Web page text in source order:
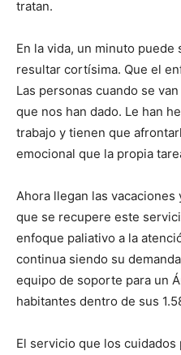
tratan.
En la vida, un minuto
resultar cortísima. Que el
Las personas cuando se
que nos han dado. Le han
trabajo y tienen que
emocional que la propia
Ahora llegan las
que se recupere este
enfoque paliativo a la
continua siendo su
equipo de soporte para un
habitantes dentro de sus
El servicio que los